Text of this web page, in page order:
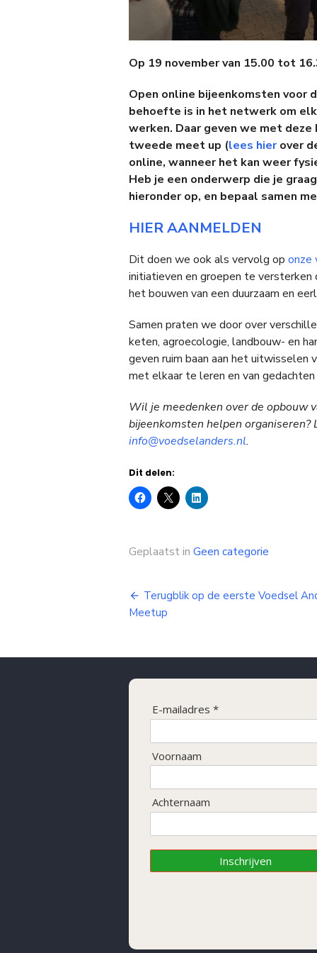
Op 19 november van 15.00 tot
Open online bijeenkomsten voor
behoefte is in het netwerk om
werken. Daar geven we met
tweede meet up (lees hierover
online, wanneer het kan weer
Heb je een onderwerp die je
hieronderop, en bepaal samen
HIER AANMELDEN
Dit doen we ook als vervolg op onze
initiatieven en groepen te versterken
het bouwen van een duurzaam en
Samen praten we door over
keten, agroecologie, landbouw- en
geven ruim baan aan het uitwisselen
met elkaar te leren en van
Wil je meedenken over de opbouw
bijeenkomsten helpen organiseren?
info@voedselanders.nl.
Dit delen:
Geplaatst in Geen categorie
Bericht
navigatie
Terugblik op de eerste Voedsel
Meetup
E-mailadres *
Voornaam
Achternaam
Inschrijven